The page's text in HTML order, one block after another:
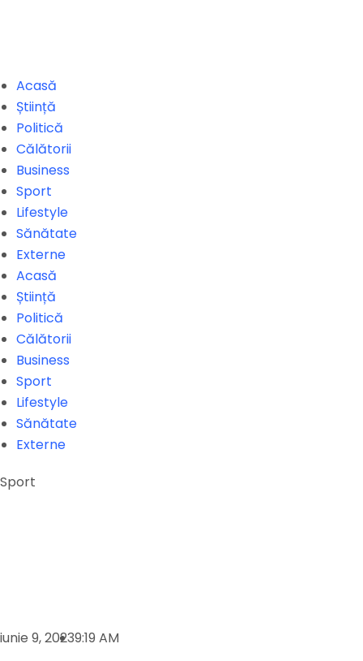
Acasă
Știință
Politică
Călătorii
Business
Sport
Lifestyle
Sănătate
Externe
Acasă
Știință
Politică
Călătorii
Business
Sport
Lifestyle
Sănătate
Externe
Sport
iunie 9, 20239:19 AM